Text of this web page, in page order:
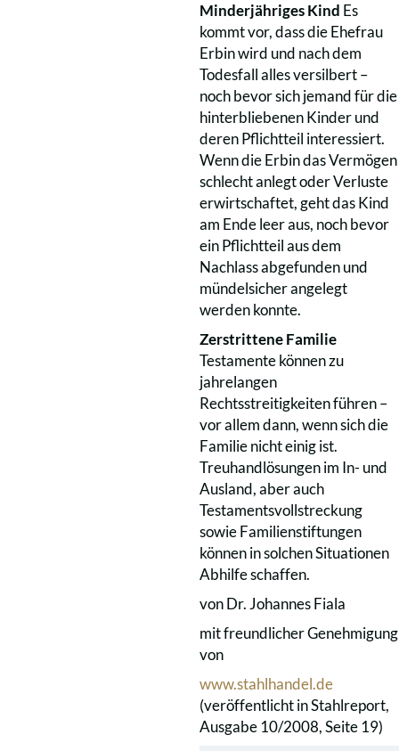
Minderjähriges Kind Es
kommt vor, dass die Ehefrau
Erbin wird und nach dem
Todesfall alles versilbert –
noch bevor sich jemand für die
hinterbliebenen Kinder und
deren Pflichtteil interessiert.
Wenn die Erbin das Vermögen
schlecht anlegt oder Verluste
erwirtschaftet, geht das Kind
am Ende leer aus, noch bevor
ein Pflichtteil aus dem
Nachlass abgefunden und
mündelsicher angelegt
werden konnte.
Zerstrittene Familie
Testamente können zu
jahrelangen
Rechtsstreitigkeiten führen –
vor allem dann, wenn sich die
Familie nicht einig ist.
Treuhandlösungen im In- und
Ausland, aber auch
Testamentsvollstreckung
sowie Familienstiftungen
können in solchen Situationen
Abhilfe schaffen.
von Dr. Johannes Fiala
mit freundlicher Genehmigung
von
www.stahlhandel.de
(veröffentlicht in Stahlreport,
Ausgabe 10/2008, Seite 19)